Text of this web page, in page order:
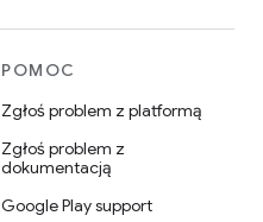
POMOC
Zgłoś problem z platformą
Zgłoś problem z
dokumentacją
Google Play support